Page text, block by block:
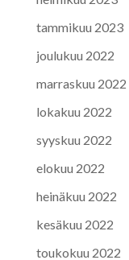
tammikuu 2023
joulukuu 2022
marraskuu 2022
lokakuu 2022
syyskuu 2022
elokuu 2022
heinäkuu 2022
kesäkuu 2022
toukokuu 2022